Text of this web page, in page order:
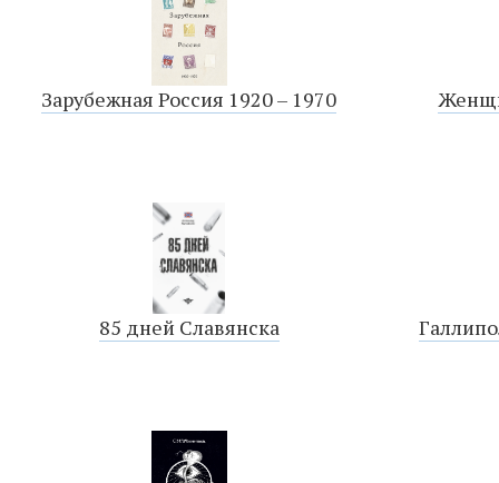
Зарубежная Россия 1920 – 1970
85 дней Славянска